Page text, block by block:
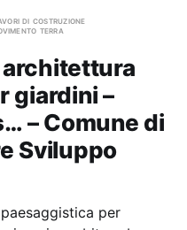
di costruzione
terra
architettura
giardini –
– Comune di
Sviluppo
per